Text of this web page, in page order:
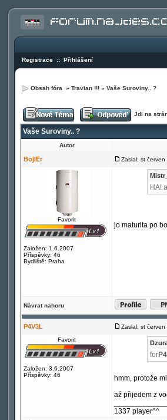
Registrace :: Přihlášení
Obsah fóra » Travian !!! » Vaše Suroviny.. ?
Jdi na
Vaše Suroviny.. ?
Autor
BojlEr Zaslal: st
Favorit
Založen: 1.6.2007
Příspěvky: 46
Bydliště: Praha
HA!
jo maturita po
Návrat nahoru
P4V3L Zaslal: st
Favorit
Založen: 3.6.2007
Příspěvky: 46
for
hmm, protože
až přijedem z
1337 player^^